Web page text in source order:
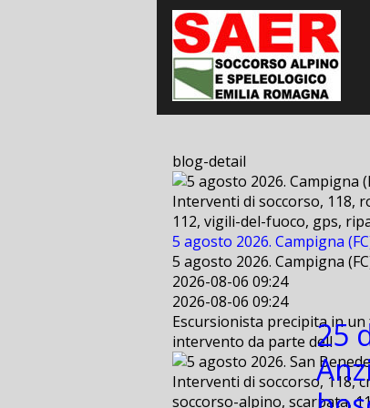
blog-detail
Interventi di soccorso, 118,
112, vigili-del-fuoco, gps,
5 agosto 2026. Campigna
5 agosto 2026. Campigna
2026-08-06 09:24
2026-08-06 09:24
Escursionista precipita in
intervento da parte dell
Interventi di soccorso, 118,
soccorso-alpino, scarpata,
25